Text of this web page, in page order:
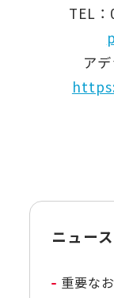
TEL
ア
ニュー
重要な